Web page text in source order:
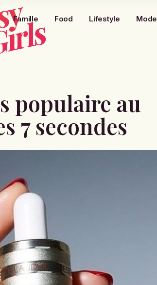
Famille Food Lifestyle Mode
populaire au
7 secondes